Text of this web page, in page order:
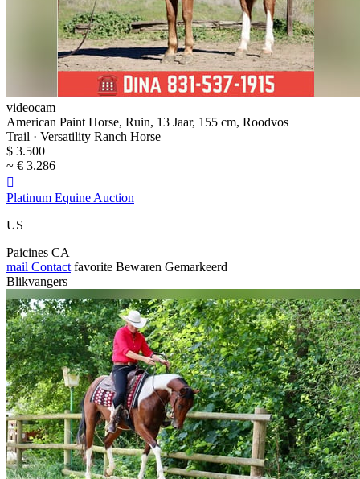
videocam
American Paint Horse, Ruin, 13 Jaar, 155 cm, Roodvos
Trail · Versatility Ranch Horse
$ 3.500
~ € 3.286

Platinum Equine Auction
US
Paicines CA
mail Contact favorite Bewaren Gemarkeerd
Blikvangers